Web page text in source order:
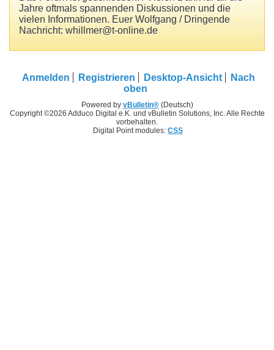
Jahre oftmals spannenden Diskussionen und die
vielen Informationen. Euer Wolfgang / Dringende
Nachricht: whillmer@t-online.de
Anmelden Registrieren Desktop-Ansicht
Nach
oben
Powered by vBulletin®(Deutsch)
Copyright ©2026 Adduco Digital e.K. und vBulletin Solutions, Inc. Alle Rechte
vorbehalten.
Digital Point modules: CSS